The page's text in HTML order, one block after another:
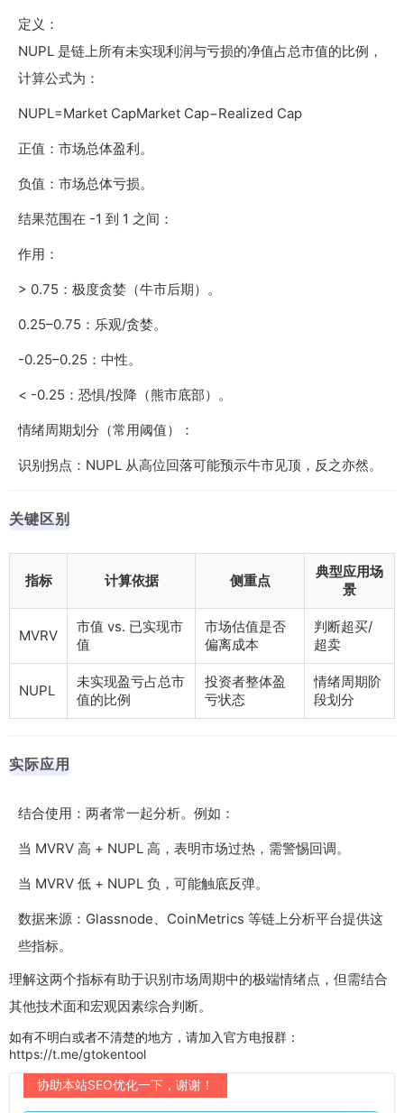
定义：
NUPL 是链上所有未实现利润与亏损的净值占总市值的比例，
计算公式为：
NUPL=Market CapMarket Cap−Realized Cap
正值：市场总体盈利。
负值：市场总体亏损。
结果范围在 -1 到 1 之间：
作用：
> 0.75：极度贪婪（牛市后期）。
0.25–0.75：乐观/贪婪。
-0.25–0.25：中性。
< -0.25：恐惧/投降（熊市底部）。
情绪周期划分（常用阈值）：
识别拐点：NUPL 从高位回落可能预示牛市见顶，反之亦然。
关键区别
指标 计算依据 侧重点
典型应用场
景
MVRV
市值 vs. 已实现市
值
市场估值是否
偏离成本
判断超买/
超卖
NUPL
未实现盈亏占总市
值的比例
投资者整体盈
亏状态
情绪周期阶
段划分
实际应用
结合使用：两者常一起分析。例如：
当 MVRV 高 + NUPL 高，表明市场过热，需警惕回调。
当 MVRV 低 + NUPL 负，可能触底反弹。
数据来源：Glassnode、CoinMetrics 等链上分析平台提供这
些指标。
理解这两个指标有助于识别市场周期中的极端情绪点，但需结合
其他技术面和宏观因素综合判断。
如有不明白或者不清楚的地方，请加入官方电报群：
https://t.me/gtokentool
协助本站SEO优化一下，谢谢！